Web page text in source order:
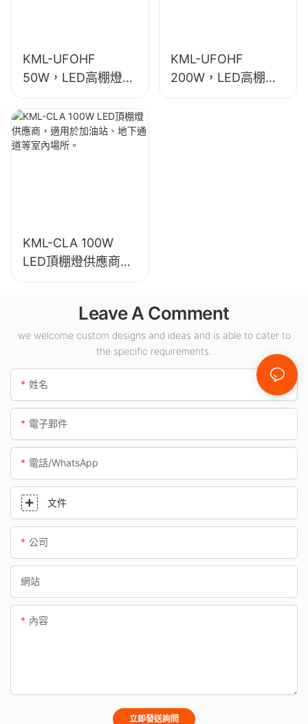
KML-UFOHF
50W，LED高棚燈供
應商，適用於工業廠
房、倉庫和其他室內
照明應用。
KML-UFOHF
200W，LED高棚燈
供應商，適用於展覽
KML-CLA 100W
LED頂棚燈供應商，
適用於加油站、地下
Leave A Comment
we welcome custom designs and ideas and is able to cater to
the specific requirements.
姓名
電子郵件
電話/WhatsApp
文件
公司
網站
內容
立即發送詢問